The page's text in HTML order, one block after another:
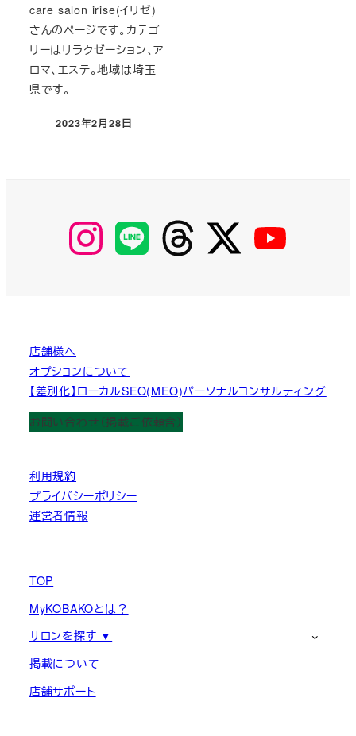
care salon irise(イリゼ)
さんのページです。カテゴ
リーはリラクゼーション、ア
ロマ、エステ。地域は埼玉
県です。
投稿日
2023年2月28日
【Instagram】
MyKOBAKO
【LINE】 【threads】 【Twitter】
店舗様へ
オプションについて
【差別化】ローカルSEO(MEO)パーソナルコンサルティング
お問い合わせ（掲載ご依頼含）
利用規約
プライバシーポリシー
運営者情報
TOP
MyKOBAKOとは？
サロンを探す ▼
掲載について
店舗サポート